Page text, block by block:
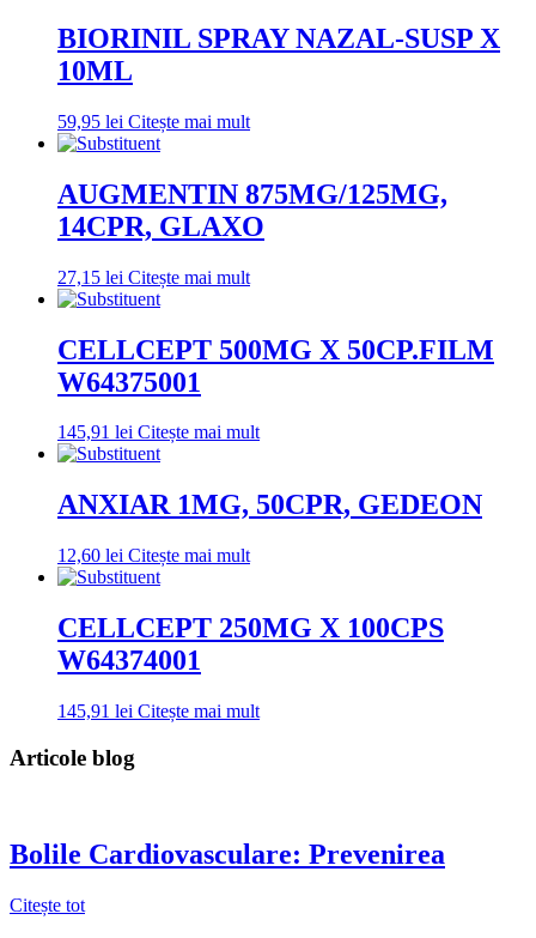
BIORINIL SPRAY NAZAL-SUSP X
10ML
59,95 lei Citește mai mult
AUGMENTIN 875MG/125MG,
14CPR, GLAXO
27,15 lei Citește mai mult
CELLCEPT 500MG X 50CP.FILM
W64375001
145,91 lei Citește mai mult
ANXIAR 1MG, 50CPR, GEDEON
12,60 lei Citește mai mult
CELLCEPT 250MG X 100CPS
W64374001
145,91 lei Citește mai mult
Articole blog
Bolile Cardiovasculare: Prevenirea
Citește tot